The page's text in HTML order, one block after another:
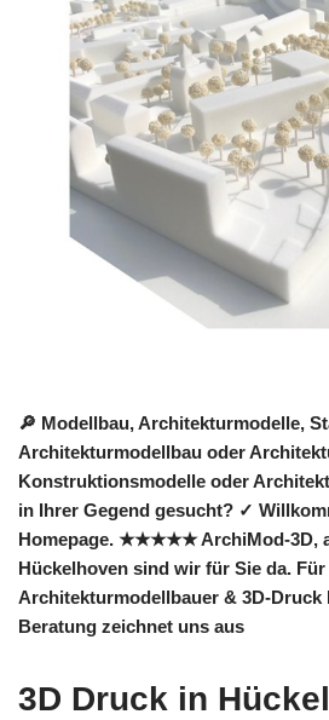
🔎 Modellbau, Architekturmodelle,
Architekturmodellbau oder
Konstruktionsmodelle oder
in Ihrer Gegend gesucht? ✓
Homepage. ★★★★★ ArchiMod-3D,
Hückelhoven sind wir für Sie da.
Architekturmodellbauer & 3D-Druck
Beratung zeichnet uns aus
3D Druck in